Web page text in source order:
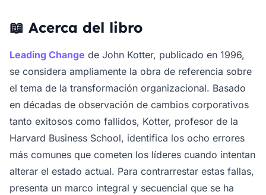
📖 Acerca del libro
Leading Change de John Kotter, publicado en 1996,
se considera ampliamente la obra de referencia sobre
el tema de la transformación organizacional. Basado
en décadas de observación de cambios corporativos
tanto exitosos como fallidos, Kotter, profesor de la
Harvard Business School, identifica los ocho errores
más comunes que cometen los líderes cuando intentan
alterar el estado actual. Para contrarrestar estas fallas,
presenta un marco integral y secuencial que se ha